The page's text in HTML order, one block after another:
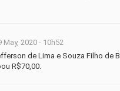
May, 2020 - 10h52
de Lima e Souza Filho de
R$70,00.